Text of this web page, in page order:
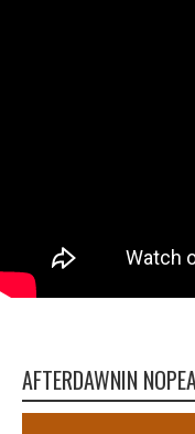
AFTERDAWNIN